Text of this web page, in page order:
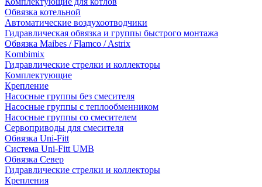
Обвязка котельной
Автоматические воздухоотводчики
Гидравлическая обвязка и группы быстрого монтажа
Обвязка Maibes / Flamco / Astrix
Kombimix
Гидравлические стрелки и коллекторы
Комплектующие
Крепление
Насосные группы без смесителя
Насосные группы с теплообменником
Насосные группы со смесителем
Сервоприводы для смесителя
Обвязка Uni-Fitt
Система Uni-Fitt UMB
Обвязка Север
Гидравлические стрелки и коллекторы
Крепления